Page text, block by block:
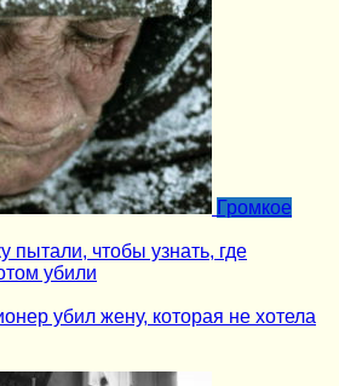
Громкое
пытали, чтобы узнать, где
убили
убил жену, которая не хотела